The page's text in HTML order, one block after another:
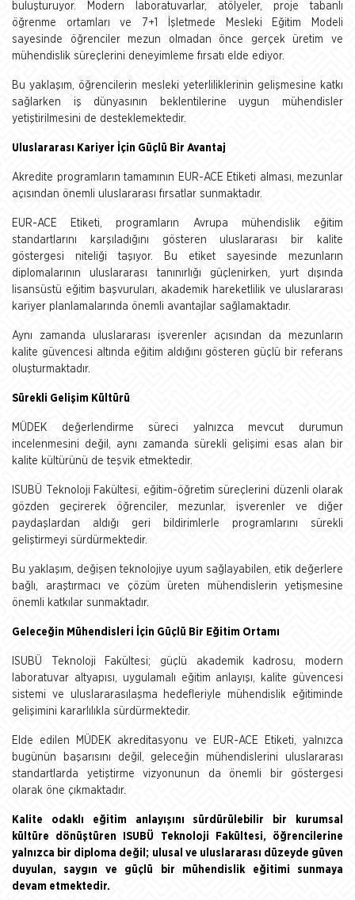
buluşturuyor. Modern laboratuvarlar, atölyeler, proje tabanlı
öğrenme ortamları ve 7+1 İşletmede Mesleki Eğitim Modeli
sayesinde öğrenciler mezun olmadan önce gerçek üretim ve
mühendislik süreçlerini deneyimleme fırsatı elde ediyor.
Bu yaklaşım, öğrencilerin mesleki yeterliliklerinin gelişmesine katkı
sağlarken iş dünyasının beklentilerine uygun mühendisler
yetiştirilmesini de desteklemektedir.
Uluslararası Kariyer İçin Güçlü Bir Avantaj
Akredite programların tamamının EUR-ACE Etiketi alması, mezunlar
açısından önemli uluslararası fırsatlar sunmaktadır.
EUR-ACE Etiketi, programların Avrupa mühendislik eğitim
standartlarını karşıladığını gösteren uluslararası bir kalite
göstergesi niteliği taşıyor. Bu etiket sayesinde mezunların
diplomalarının uluslararası tanınırlığı güçlenirken, yurt dışında
lisansüstü eğitim başvuruları, akademik hareketlilik ve uluslararası
kariyer planlamalarında önemli avantajlar sağlamaktadır.
Aynı zamanda uluslararası işverenler açısından da mezunların
kalite güvencesi altında eğitim aldığını gösteren güçlü bir referans
oluşturmaktadır.
Sürekli Gelişim Kültürü
MÜDEK değerlendirme süreci yalnızca mevcut durumun
incelenmesini değil, aynı zamanda sürekli gelişimi esas alan bir
kalite kültürünü de teşvik etmektedir.
ISUBÜ Teknoloji Fakültesi, eğitim-öğretim süreçlerini düzenli olarak
gözden geçirerek öğrenciler, mezunlar, işverenler ve diğer
paydaşlardan aldığı geri bildirimlerle programlarını sürekli
geliştirmeyi sürdürmektedir.
Bu yaklaşım, değişen teknolojiye uyum sağlayabilen, etik değerlere
bağlı, araştırmacı ve çözüm üreten mühendislerin yetişmesine
önemli katkılar sunmaktadır.
Geleceğin Mühendisleri İçin Güçlü Bir Eğitim Ortamı
ISUBÜ Teknoloji Fakültesi; güçlü akademik kadrosu, modern
laboratuvar altyapısı, uygulamalı eğitim anlayışı, kalite güvencesi
sistemi ve uluslararasılaşma hedefleriyle mühendislik eğitiminde
gelişimini kararlılıkla sürdürmektedir.
Elde edilen MÜDEK akreditasyonu ve EUR-ACE Etiketi, yalnızca
bugünün başarısını değil, geleceğin mühendislerini uluslararası
standartlarda yetiştirme vizyonunun da önemli bir göstergesi
olarak öne çıkmaktadır.
Kalite odaklı eğitim anlayışını sürdürülebilir bir kurumsal
kültüre dönüştüren ISUBÜ Teknoloji Fakültesi, öğrencilerine
yalnızca bir diploma değil; ulusal ve uluslararası düzeyde güven
duyulan, saygın ve güçlü bir mühendislik eğitimi sunmaya
devam etmektedir.